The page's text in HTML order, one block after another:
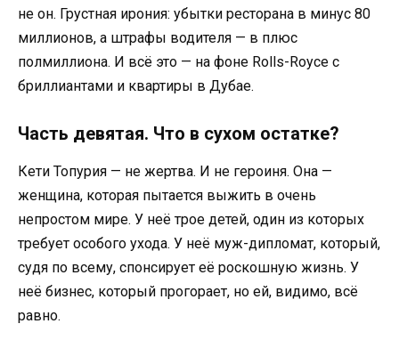
не он. Грустная ирония: убытки ресторана в минус 80
миллионов, а штрафы водителя — в плюс
полмиллиона. И всё это — на фоне Rolls-Royce с
бриллиантами и квартиры в Дубае.
Часть девятая. Что в сухом остатке?
Кети Топурия — не жертва. И не героиня. Она —
женщина, которая пытается выжить в очень
непростом мире. У неё трое детей, один из которых
требует особого ухода. У неё муж-дипломат, который,
судя по всему, спонсирует её роскошную жизнь. У
неё бизнес, который прогорает, но ей, видимо, всё
равно.